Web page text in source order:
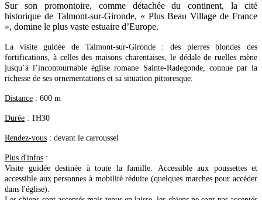
Sur son promontoire, comme détachée du continent, la cité
historique de Talmont-sur-Gironde, « Plus Beau Village de France
», domine le plus vaste estuaire d’Europe.
La visite guidée de Talmont-sur-Gironde : des pierres blondes des
fortifications, à celles des maisons charentaises, le dédale de ruelles mène
jusqu’à l’incontournable église romane Sainte-Radegonde, connue par la
richesse de ses ornementations et sa situation pittoresque.
Distance : 600 m
Durée : 1H30
Rendez-vous : devant le carroussel
Plus d'infos :
Visite guidée destinée à toute la famille. Accessible aux poussettes et
accessible aux personnes à mobilité réduite (quelques marches pour accéder
dans l'église).